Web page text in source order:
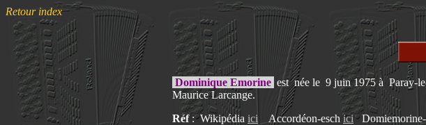
Retour index
Dominique Emorine est née le 9 juin 1975 à Paray-
Maurice Larcange.
Réf: Wikipédia ici Accordéon-eschici